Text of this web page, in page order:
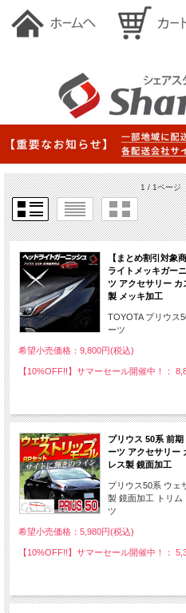
1 / 1ページ
【まとめ割引対象
ライトメッキガー
ツ アクセサリー
製 メッキ加工
TOYOTA プリウス
ーツ
希望小売価格：9,800円(税込)
【10%OFF!!】サマーセール開催中！：
プリウス 50系 前
ーツ アクセサリー
レス製 鏡面加工
プリウス50系 ウェ
製 鏡面加工 トリム
ツ
希望小売価格：5,980円(税込)
【10%OFF!!】サマーセール開催中！：